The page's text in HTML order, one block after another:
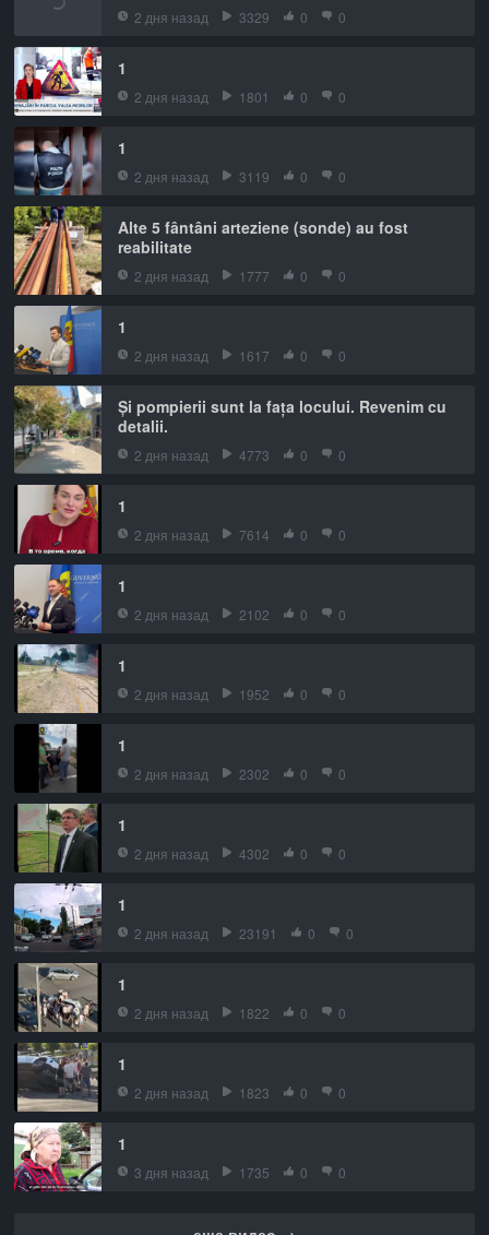
2 дня назад 3329 0 0
1
2 дня назад 1801 0 0
1
2 дня назад 3119 0 0
Alte 5 fântâni arteziene (sonde) au fost
reabilitate
2 дня назад 1777 0 0
1
2 дня назад 1617 0 0
Și pompierii sunt la fața locului. Revenim cu
detalii.
2 дня назад 4773 0 0
1
2 дня назад 7614 0 0
1
2 дня назад 2102 0 0
1
2 дня назад 1952 0 0
1
2 дня назад 2302 0 0
1
2 дня назад 4302 0 0
1
2 дня назад 23191 0 0
1
2 дня назад 1822 0 0
1
2 дня назад 1823 0 0
1
3 дня назад 1735 0 0